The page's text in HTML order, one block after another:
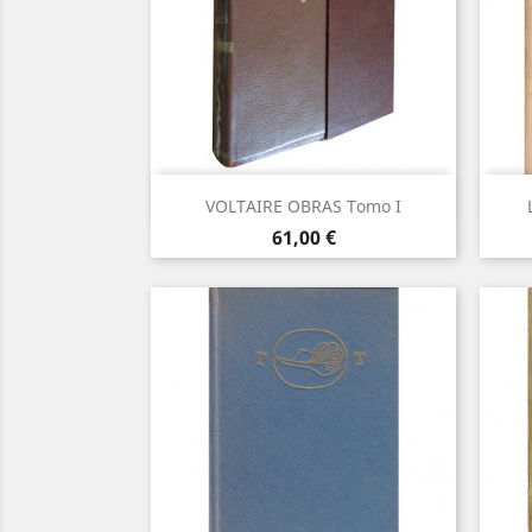
VOLTAIRE OBRAS Tomo I
Precio
61,00 €
Vista rápida